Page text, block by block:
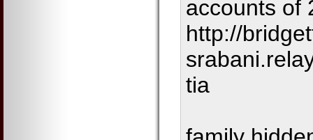
accounts of
http://
tia